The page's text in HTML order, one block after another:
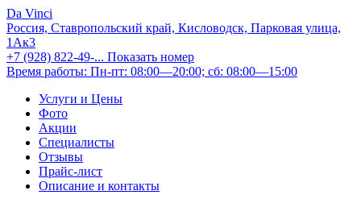
Da Vinci
Россия, Ставропольский край, Кисловодск, Парковая улица,
1Ак3
+7 (928) 822-49-... Показать номер
Время работы: Пн-пт: 08:00—20:00; сб: 08:00—15:00
Услуги и Цены
Фото
Акции
Специалисты
Отзывы
Прайс-лист
Описание и контакты